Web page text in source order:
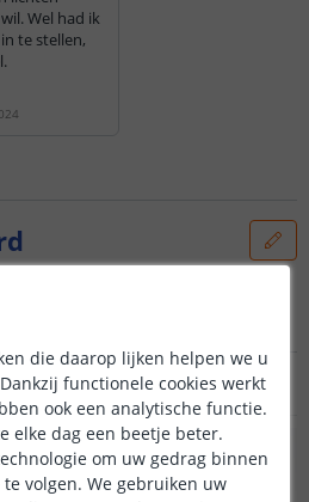
Wel had ik
te stellen,
over dit product.
die daarop lijken helpen we u
functionele cookies werkt
ook een analytische functie.
elke dag een beetje beter.
om uw gedrag binnen
volgen. We gebruiken uw